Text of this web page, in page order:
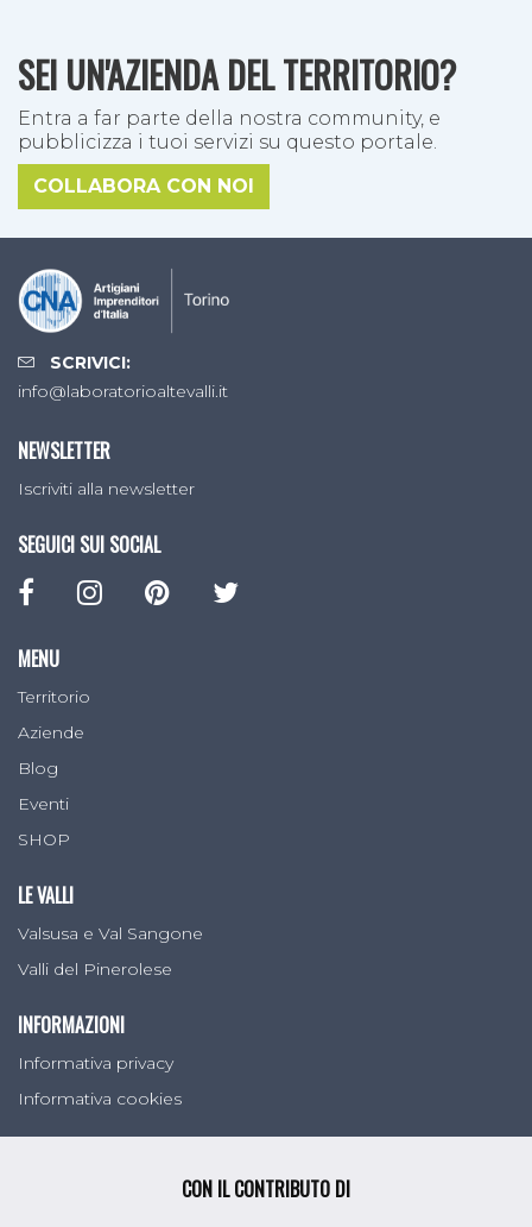
SEI UN'AZIENDA DEL TERRITORIO?
Entra a far parte della nostra community, e
pubblicizza i tuoi servizi su questo portale.
COLLABORA CON NOI
SCRIVICI:
info@laboratorioaltevalli.it
NEWSLETTER
Iscriviti alla newsletter
SEGUICI SUI SOCIAL
MENU
Territorio
Aziende
Blog
Eventi
SHOP
LE VALLI
Valsusa e Val Sangone
Valli del Pinerolese
INFORMAZIONI
Informativa privacy
Informativa cookies
CON IL CONTRIBUTO DI